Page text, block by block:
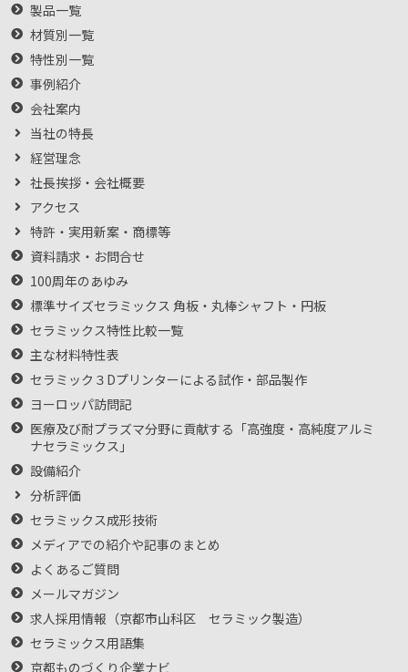
製品一覧
材質別一覧
特性別一覧
事例紹介
会社案内
当社の特長
経営理念
社長挨拶・会社概要
アクセス
特許・実用新案・商標等
資料請求・お問合せ
100周年のあゆみ
標準サイズセラミックス 角板・丸棒シャフト・円板
セラミックス特性比較一覧
主な材料特性表
セラミック３Dプリンターによる試作・部品製作
ヨーロッパ訪問記
医療及び耐プラズマ分野に貢献する「高強度・高純度アルミ
ナセラミックス」
設備紹介
分析評価
セラミックス成形技術
メディアでの紹介や記事のまとめ
よくあるご質問
メールマガジン
求人採用情報（京都市山科区 セラミック製造）
セラミックス用語集
京都ものづくり企業ナビ